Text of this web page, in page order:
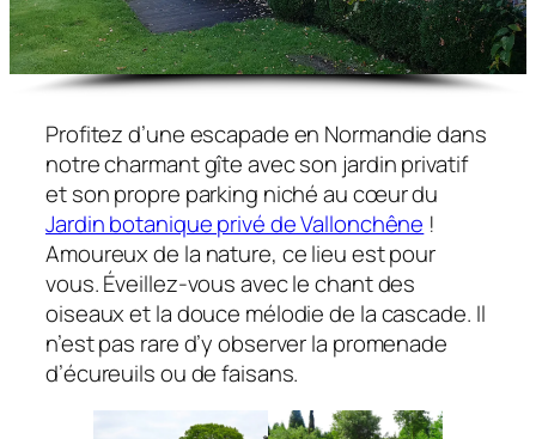
Profitez d’une escapade en Normandie dans
notre charmant gîte avec son jardin privatif
et son propre parking niché au cœur du
Jardin botanique privé de Vallonchêne !
Amoureux de la nature, ce lieu est pour
vous. Éveillez-vous avec le chant des
oiseaux et la douce mélodie de la cascade. Il
n’est pas rare d’y observer la promenade
d’écureuils ou de faisans.